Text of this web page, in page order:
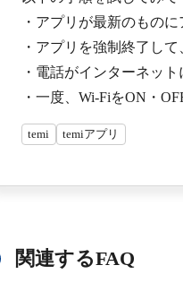
・アプリが最新のもの
・アプリを強制終了し
・電話がインターネッ
・一度、Wi-FiをON・
temi temiアプリ
関連するFAQ